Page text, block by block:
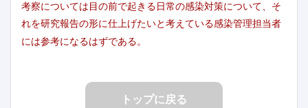
考察については目の前で起きる日常の感染対策について、そ
れを研究報告の形に仕上げたいと考えている感染管理担当者
には参考になるはずである。
トップに戻る